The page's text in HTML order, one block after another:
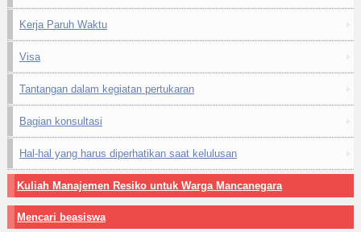
Kerja Paruh Waktu
Visa
Tantangan dalam kegiatan pertukaran
Bagian konsultasi
Hal-hal yang harus diperhatikan saat kelulusan
Kuliah Manajemen Resiko untuk Warga Mancanegara
Mencari beasiswa